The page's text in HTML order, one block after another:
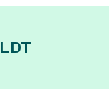
leise